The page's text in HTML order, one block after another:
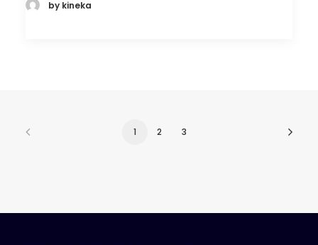
by kineka
1 2 3